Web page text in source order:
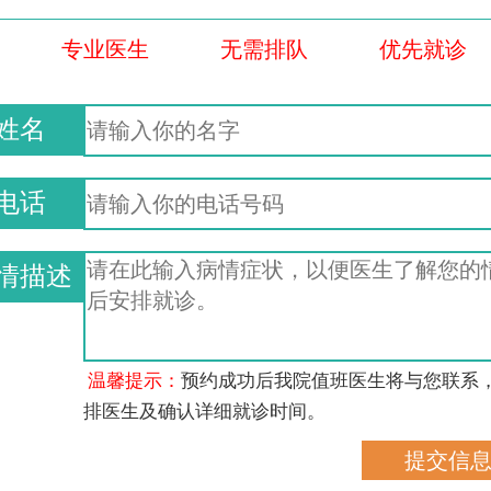
专业医生 无需排队 优先就诊
名
话
描述
温馨提示：预约成功后我院值班医生将与您联系
排医生及确认详细就诊时间。